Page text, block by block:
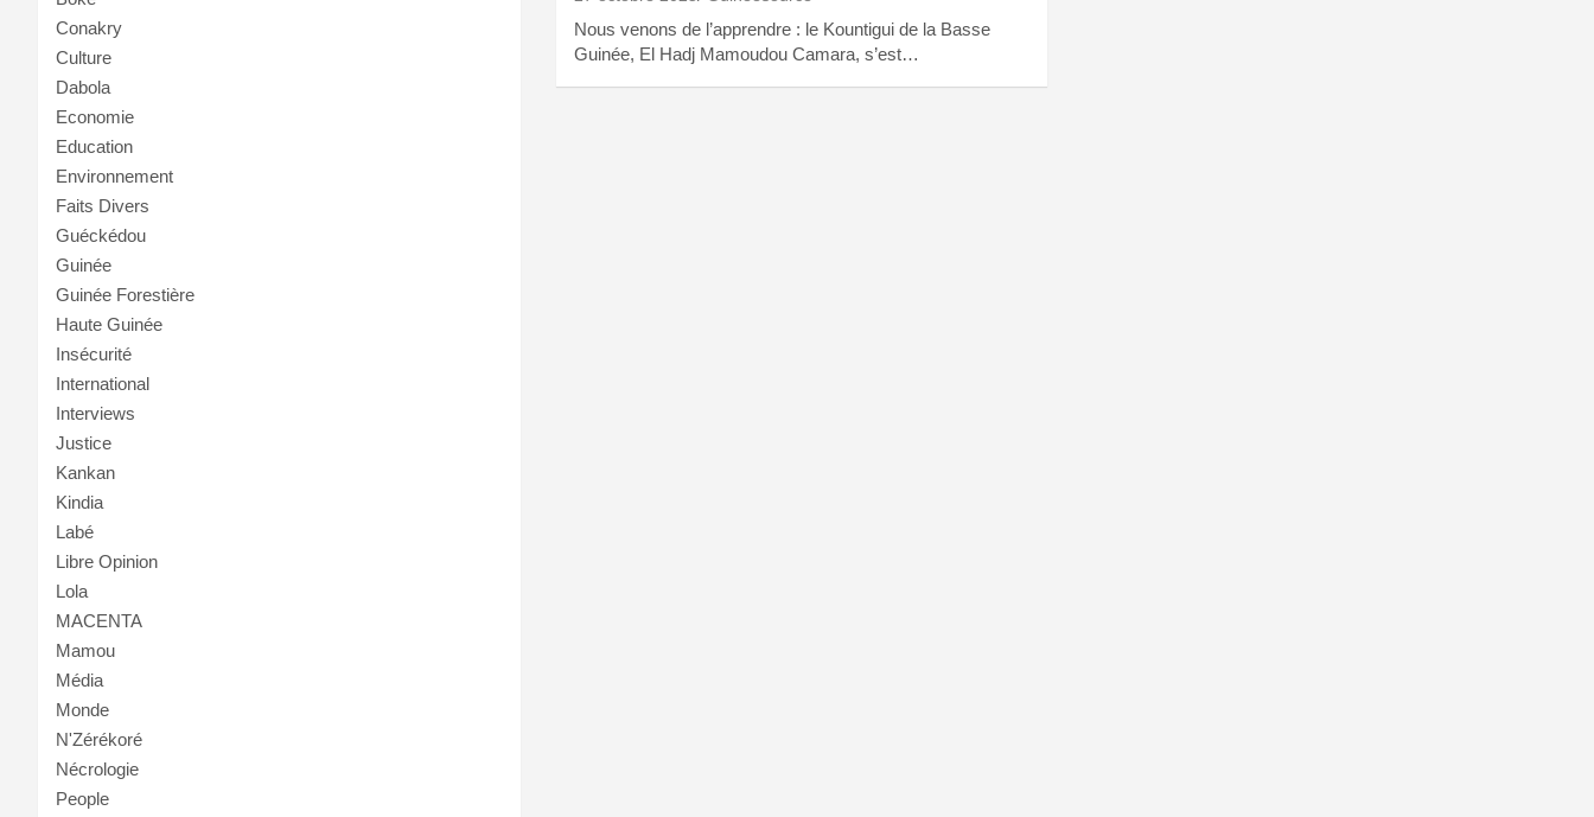
Nous venons de l’apprendre : le Kountigui de la Basse
Guinée, El Hadj Mamoudou Camara, s’est…
Conakry
Culture
Dabola
Economie
Education
Environnement
Faits Divers
Guéckédou
Guinée
Guinée Forestière
Haute Guinée
Insécurité
International
Interviews
Justice
Kankan
Kindia
Labé
Libre Opinion
Lola
MACENTA
Mamou
Média
Monde
N'Zérékoré
Nécrologie
People